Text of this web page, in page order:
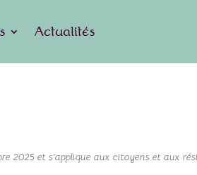
Actualités
2025 et s’applique aux citoyens et aux